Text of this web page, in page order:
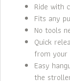
Ride with
Fits any
No tools
Quick
from your
Easy
the